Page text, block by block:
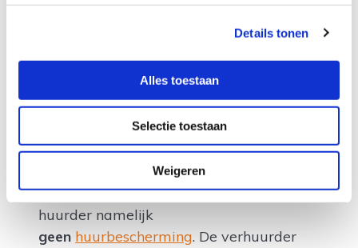
Details tonen
Alles toestaan
Selectie toestaan
Weigeren
in tegenstelling tot verhuren.
Voor huur en bruikleen gelden ook
andere wettelijke regels, waarvan je
niet mag afwijken. Je kunt ook
kiezen voor tijdelijke verhuur, met een
huurvergoeding. Bij tijdelijke verhuur van
alleen grond of een perceelheeft de
huurder namelijk
geen huurbescherming. De verhuurder